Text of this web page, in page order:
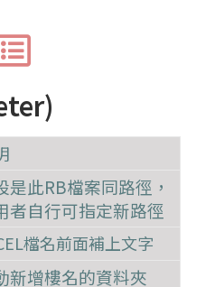
是此RB檔案同路徑，
者自行可指定新路徑
檔名前面補上文字
新增樓名的資料夾